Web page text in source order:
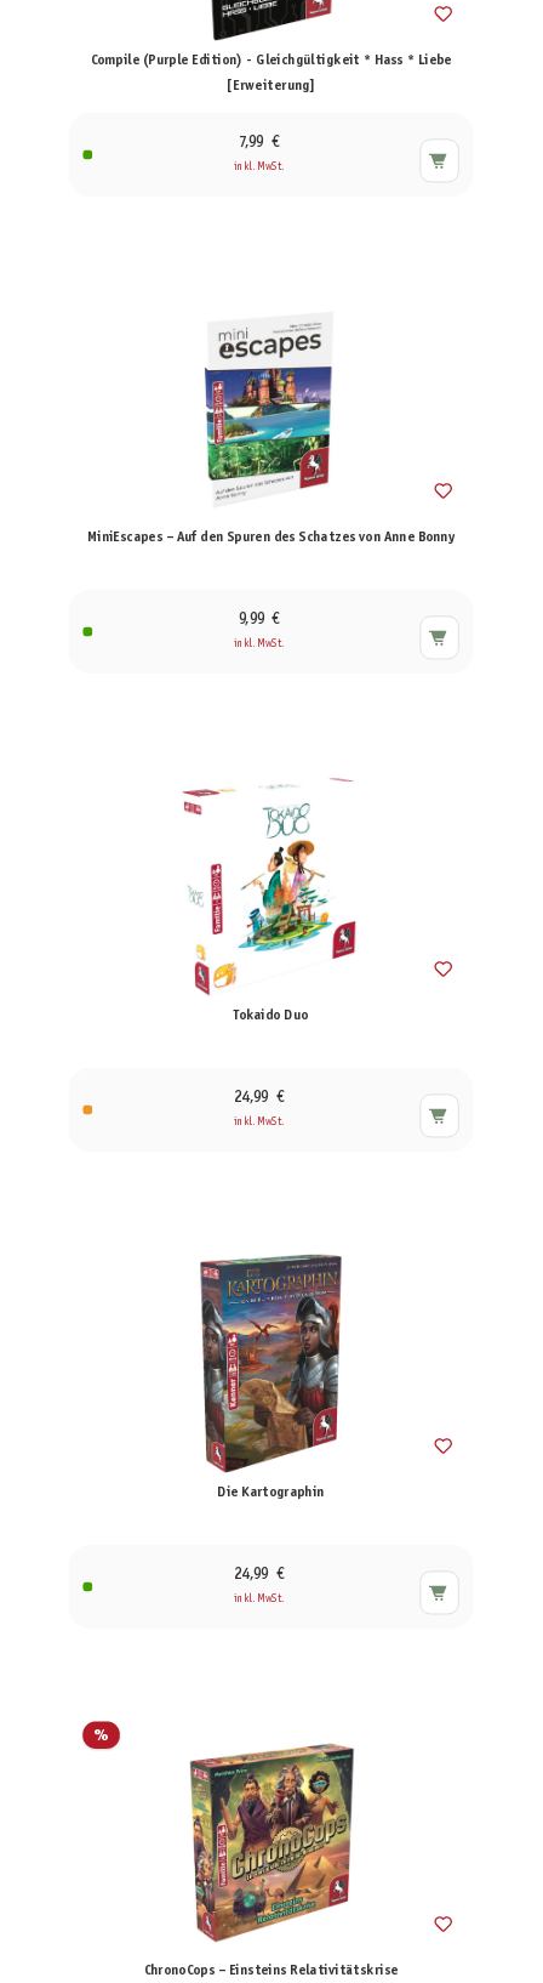
Compile (Purple Edition) - Gleichgültigkeit * Hass * Liebe
[Erweiterung]
7,99 €
inkl. MwSt.
MiniEscapes – Auf den Spuren des Schatzes von Anne Bonny
9,99 €
inkl. MwSt.
Tokaido Duo
24,99 €
inkl. MwSt.
Die Kartographin
24,99 €
inkl. MwSt.
%
ChronoCops – Einsteins Relativitätskrise